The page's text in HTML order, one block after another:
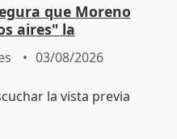
que Moreno
aires" la
con SMA
03/08/2026